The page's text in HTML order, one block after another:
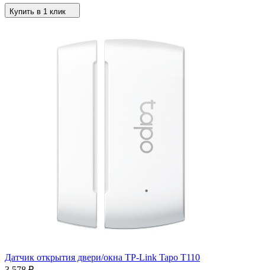
Купить в 1 клик
Датчик открытия двери/окна TP-Link Tapo T110